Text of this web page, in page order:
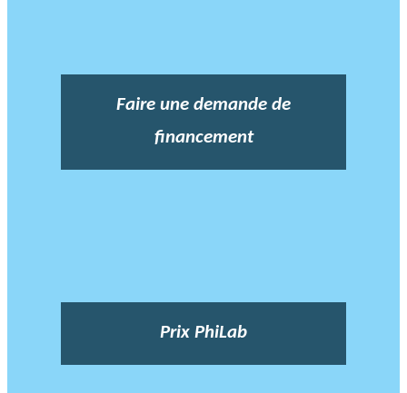
Faire une demande de
financement
Prix PhiLab